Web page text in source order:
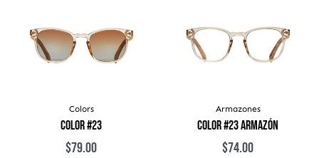
Colors
Color #23
$79.00
Armazones
Color #23 Armazón
$74.00